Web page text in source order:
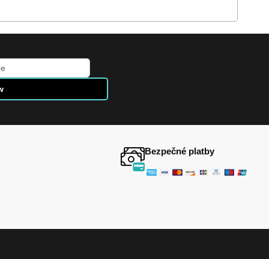
Bezpečné platby